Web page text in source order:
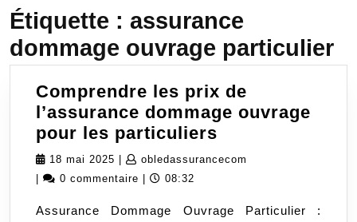
Étiquette : assurance
dommage ouvrage particulier
Comprendre les prix de
l’assurance dommage ouvrage
pour les particuliers
les
l’assurance
18 mai 2025 18
mai
obledassurancecom
0 commentaire 08:32
Assurance Dommage Ouvrage Particulier :